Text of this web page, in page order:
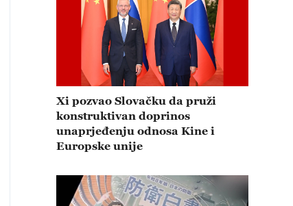
Xi pozvao Slovačku da pruži
konstruktivan doprinos
unaprjeđenju odnosa Kine i
Europske unije